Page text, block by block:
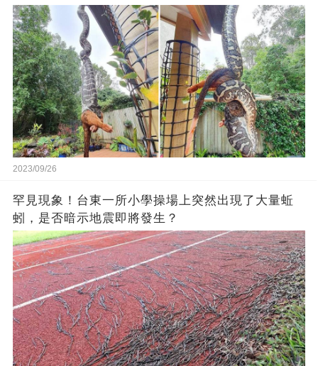
2023/09/26
罕見現象！台東一所小學操場上突然出現了大量蚯
蚓，是否暗示地震即將發生？